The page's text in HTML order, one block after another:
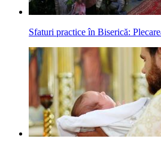
Sfaturi practice în Biserică: